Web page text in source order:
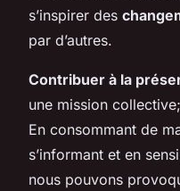
s’inspirer des
par d’autres.
Contribuer à la
une mission
En consommant de
s’informant et en
nous pouvons